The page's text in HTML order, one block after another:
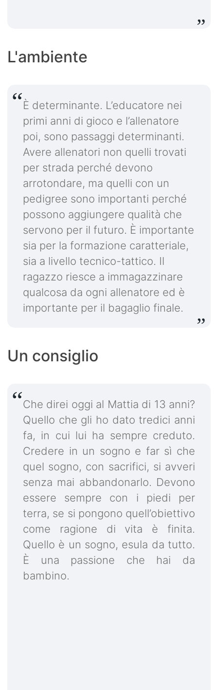
L'ambiente
È determinante. L’educatore nei
primi anni di gioco e l’allenatore
poi, sono passaggi determinanti.
Avere allenatori non quelli trovati
per strada perché devono
arrotondare, ma quelli con un
pedigree sono importanti perché
possono aggiungere qualità che
servono per il futuro. È importante
sia per la formazione caratteriale,
sia a livello tecnico-tattico. Il
ragazzo riesce a immagazzinare
qualcosa da ogni allenatore ed è
importante per il bagaglio finale.
Un consiglio
Che direi oggi al Mattia di 13 anni?
Quello che gli ho dato tredici anni
fa, in cui lui ha sempre creduto.
Credere in un sogno e far sì che
quel sogno, con sacrifici, si avveri
senza mai abbandonarlo. Devono
essere sempre con i piedi per
terra, se si pongono quell’obiettivo
come ragione di vita è finita.
Quello è un sogno, esula da tutto.
È una passione che hai da
bambino.